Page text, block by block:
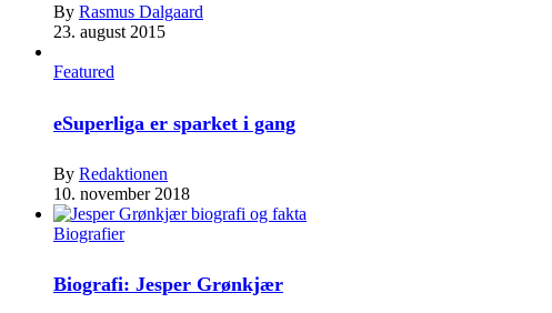
By Rasmus Dalgaard
23. august 2015
Featured
eSuperliga er sparket i gang
By Redaktionen
10. november 2018
Biografier
Biografi: Jesper Grønkjær